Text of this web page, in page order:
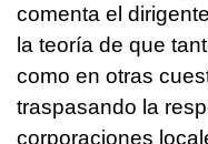
comenta el
la teoría de que
como en otras
traspasando la
corporaciones